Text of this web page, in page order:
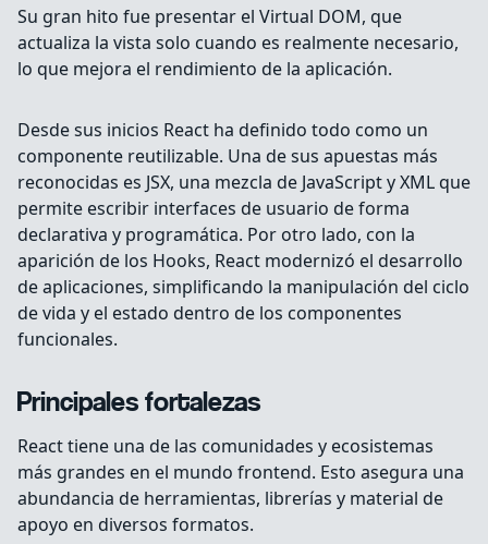
Su gran hito fue presentar el Virtual DOM, que
actualiza la vista solo cuando es realmente necesario,
lo que mejora el rendimiento de la aplicación.
Desde sus inicios React ha definido todo como un
componente reutilizable. Una de sus apuestas más
reconocidas es JSX, una mezcla de JavaScript y XML que
permite escribir interfaces de usuario de forma
declarativa y programática. Por otro lado, con la
aparición de los Hooks, React modernizó el desarrollo
de aplicaciones, simplificando la manipulación del ciclo
de vida y el estado dentro de los componentes
funcionales.
Principales fortalezas
React tiene una de las comunidades y ecosistemas
más grandes en el mundo frontend. Esto asegura una
abundancia de herramientas, librerías y material de
apoyo en diversos formatos.